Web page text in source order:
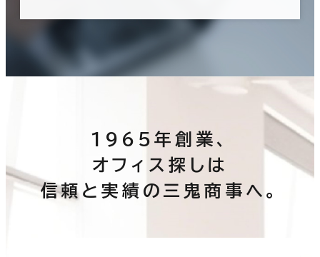
1965年創業、
オフィス探しは
信頼と実績の三鬼商事へ。